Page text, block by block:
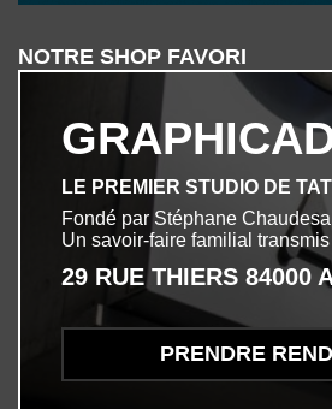
NOTRE SHOP FAVORI
LE PREMIER STUDIO DE
Fondé par Stéphane
Un savoir-faire familial
29 RUE THIERS 84000
PRENDRE